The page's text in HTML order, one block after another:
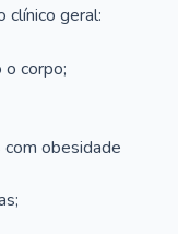
clínico geral:
corpo;
obesidade